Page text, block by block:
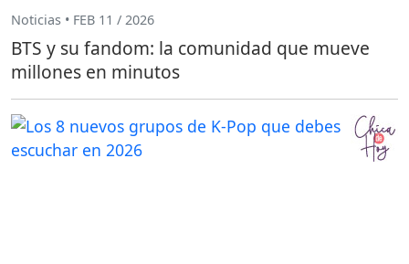
Noticias • FEB 11 / 2026
BTS y su fandom: la comunidad que mueve
millones en minutos